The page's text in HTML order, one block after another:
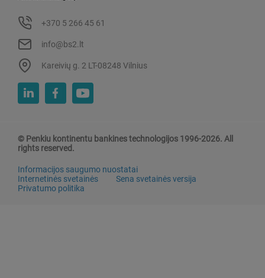
+370 5 266 45 61
info@bs2.lt
Kareivių g. 2 LT-08248 Vilnius
© Penkiu kontinentu bankines technologijos 1996-2026. All
rights reserved.
Informacijos saugumo nuostatai
Internetinės svetainės
Sena svetainės versija
Privatumo politika